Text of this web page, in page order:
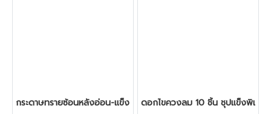
กระดาษทรายซ้อนหลังอ่อน-แข็ง 4 นิ้วดอกไขควงลม 10 ชิ้น ชุปแข็งพิเศษ